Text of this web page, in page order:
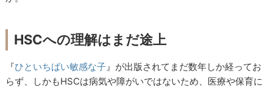
HSCへの理解はまだ途上
『ひといちばい敏感な子 』が出版されてまだ数年しか経ってお
らず、しかもHSCは病気や障がいではないため、医療や保育に